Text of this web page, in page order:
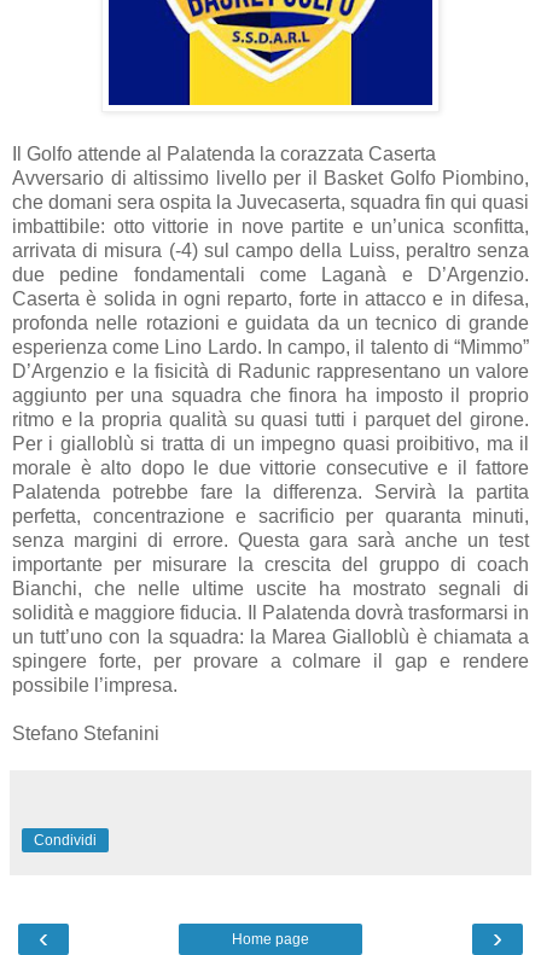
Il Golfo attende al Palatenda la corazzata Caserta
Avversario di altissimo livello per il Basket Golfo Piombino,
che domani sera ospita la Juvecaserta, squadra fin qui quasi
imbattibile: otto vittorie in nove partite e un’unica sconfitta,
arrivata di misura (-4) sul campo della Luiss, peraltro senza
due pedine fondamentali come Laganà e D’Argenzio.
Caserta è solida in ogni reparto, forte in attacco e in difesa,
profonda nelle rotazioni e guidata da un tecnico di grande
esperienza come Lino Lardo. In campo, il talento di “Mimmo”
D’Argenzio e la fisicità di Radunic rappresentano un valore
aggiunto per una squadra che finora ha imposto il proprio
ritmo e la propria qualità su quasi tutti i parquet del girone.
Per i gialloblù si tratta di un impegno quasi proibitivo, ma il
morale è alto dopo le due vittorie consecutive e il fattore
Palatenda potrebbe fare la differenza. Servirà la partita
perfetta, concentrazione e sacrificio per quaranta minuti,
senza margini di errore. Questa gara sarà anche un test
importante per misurare la crescita del gruppo di coach
Bianchi, che nelle ultime uscite ha mostrato segnali di
solidità e maggiore fiducia. Il Palatenda dovrà trasformarsi in
un tutt’uno con la squadra: la Marea Gialloblù è chiamata a
spingere forte, per provare a colmare il gap e rendere
possibile l’impresa.
Stefano Stefanini
Condividi
‹ ›
Home page